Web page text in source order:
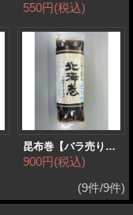
550円(税込)
昆布巻【バラ売り】にしん
900円(税込)
(9件/9件)